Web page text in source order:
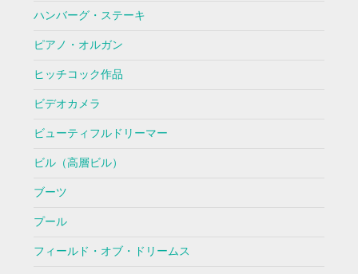
ハンバーグ・ステーキ
ピアノ・オルガン
ヒッチコック作品
ビデオカメラ
ビューティフルドリーマー
ビル（高層ビル）
ブーツ
プール
フィールド・オブ・ドリームス